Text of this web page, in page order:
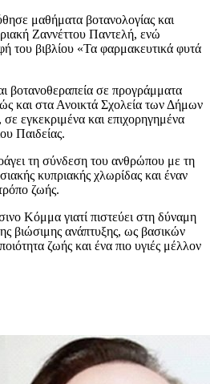
μαθήματα βοτανολογίας και
Ζαννέττου Παντελή, ενώ
του βιβλίου «Τα φαρμακευτικά φυτά
βοτανοθεραπεία σε προγράμματα
και στα Ανοικτά Σχολεία των Δήμων
εγκεκριμένα και επιχορηγημένα
Παιδείας.
τη σύνδεση του ανθρώπου με τη
κυπριακής χλωρίδας και έναν
ζωής.
Κόμμα γιατί πιστεύει στη δύναμη
βιώσιμης ανάπτυξης, ως βασικών
ζωής και ένα πιο υγιές μέλλον